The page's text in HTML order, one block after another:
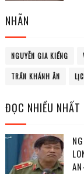
NHÃN
NGUYỄN GIA KIỂNG
TRẦN KHÁNH ÂN
ĐỌC NHIỀU NHẤT